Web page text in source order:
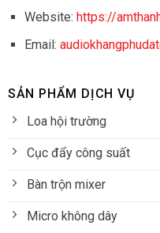
Website: https://
Email:
SẢN PHẨM DỊCH VỤ
Loa hội trường
Cục đẩy công suất
Bàn trộn mixer
Micro không dây